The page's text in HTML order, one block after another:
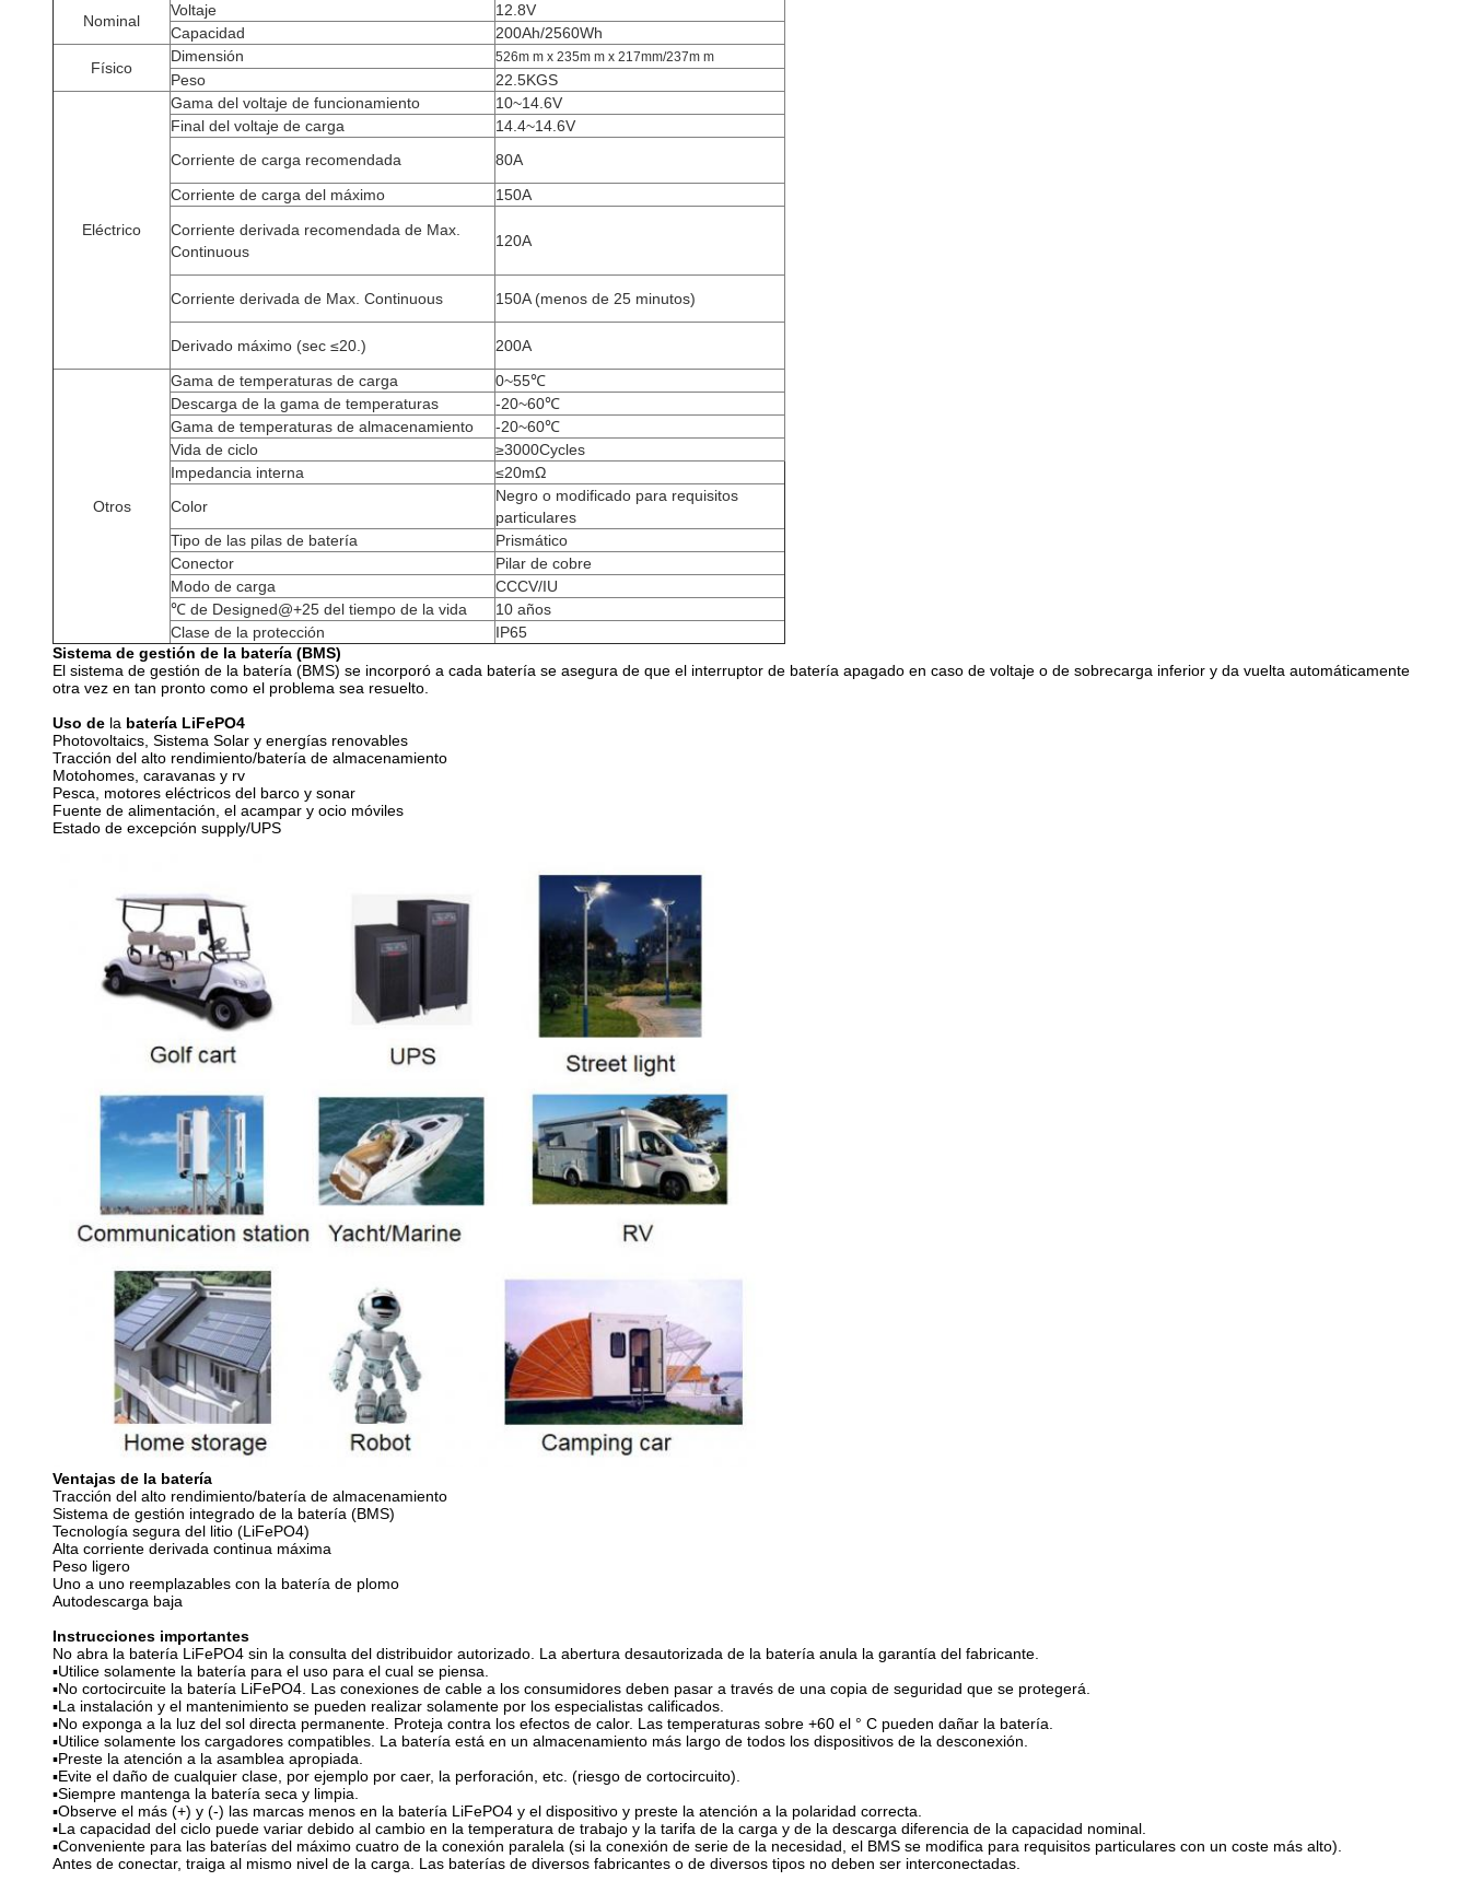
Nominal
Voltaje
12.8V
Capacidad
200Ah/2560Wh
Físico
Dimensión 526m m x 235m m x 217mm/237m m
Peso 22.5KGS
Eléctrico
Gama del voltaje de funcionamiento
10~14.6V
Final del voltaje de carga
14.4~14.6V
Corriente de carga recomendada
80A
Corriente de carga del máximo
150A
Corriente derivada recomendada de Max.
Continuous
120A
Corriente derivada de Max. Continuous 150A (menos de 25 minutos)
Derivado máximo (sec ≤20.) 200A
Otros
Gama de temperaturas de carga
0~55℃
Descarga de la gama de temperaturas
-20~60℃
Gama de temperaturas de almacenamiento
-20~60℃
Vida de ciclo
≥3000Cycles
Impedancia interna
≤20mΩ
Color
Negro o modificado para requisitos
particulares
Tipo de las pilas de batería
Prismático
Conector
Pilar de cobre
Modo de carga
CCCV/IU
℃ de Designed@+25 del tiempo de la vida
10 años
Clase de la protección
IP65
Sistema de gestión de la batería (BMS)
El sistema de gestión de la batería (BMS) se incorporó a cada batería se asegura de que el interruptor de batería apagado en caso de voltaje o de sobrecarga inferior y da vuelta automáticamente
otra vez en tan pronto como el problema sea resuelto.
Uso de la batería LiFePO4
Photovoltaics, Sistema Solar y energías renovables
Tracción del alto rendimiento/batería de almacenamiento
Motohomes, caravanas y rv
Pesca, motores eléctricos del barco y sonar
Fuente de alimentación, el acampar y ocio móviles
Estado de excepción supply/UPS
Ventajas de la batería
Tracción del alto rendimiento/batería de almacenamiento
Sistema de gestión integrado de la batería (BMS)
Tecnología segura del litio (LiFePO4)
Alta corriente derivada continua máxima
Peso ligero
Uno a uno reemplazables con la batería de plomo
Autodescarga baja
Instrucciones importantes
No abra la batería LiFePO4 sin la consulta del distribuidor autorizado. La abertura desautorizada de la batería anula la garantía del fabricante.
▪Utilice solamente la batería para el uso para el cual se piensa.
▪No cortocircuite la batería LiFePO4. Las conexiones de cable a los consumidores deben pasar a través de una copia de seguridad que se protegerá.
▪La instalación y el mantenimiento se pueden realizar solamente por los especialistas calificados.
▪No exponga a la luz del sol directa permanente. Proteja contra los efectos de calor. Las temperaturas sobre +60 el ° C pueden dañar la batería.
▪Utilice solamente los cargadores compatibles. La batería está en un almacenamiento más largo de todos los dispositivos de la desconexión.
▪Preste la atención a la asamblea apropiada.
▪Evite el daño de cualquier clase, por ejemplo por caer, la perforación, etc. (riesgo de cortocircuito).
▪Siempre mantenga la batería seca y limpia.
▪Observe el más (+) y (-) las marcas menos en la batería LiFePO4 y el dispositivo y preste la atención a la polaridad correcta.
▪La capacidad del ciclo puede variar debido al cambio en la temperatura de trabajo y la tarifa de la carga y de la descarga diferencia de la capacidad nominal.
▪Conveniente para las baterías del máximo cuatro de la conexión paralela (si la conexión de serie de la necesidad, el BMS se modifica para requisitos particulares con un coste más alto).
Antes de conectar, traiga al mismo nivel de la carga. Las baterías de diversos fabricantes o de diversos tipos no deben ser interconectadas.